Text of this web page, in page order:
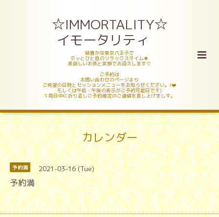
☆IMMORTALITY☆
イモータリティ
緑豊かな東京八王子で
ホッとひと息のリラックスタイム🍀
美味しいお茶と笑顔でお迎えします♡
ご予約は
お問い合わせのページより
ご希望の日時とセッションメニューをお知らせください。(❤️
もしくは午前・午後の表示がご予約可能日です)
１両日中に折り返しご予約確定のご連絡を差し上げましす。
カレンダー
予約満 2021-03-16 (Tue)
予約満